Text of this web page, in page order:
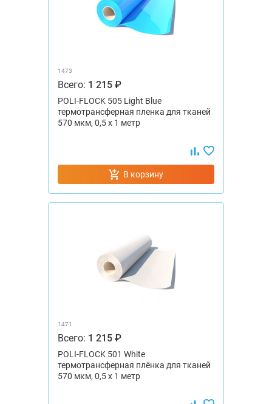
1473
Всего: 1 215 ₽
POLI-FLOCK 505 Light Blue
термотрансферная пленка для тканей
570 мкм, 0,5 x 1 метр
В корзину
1471
Всего: 1 215 ₽
POLI-FLOCK 501 White
термотрансферная плёнка для тканей
570 мкм, 0,5 x 1 метр